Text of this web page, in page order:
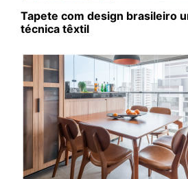
Tapete com design brasileiro
técnica têxtil